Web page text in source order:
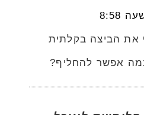
את הביצה בקלתית
אפשר להחליף?